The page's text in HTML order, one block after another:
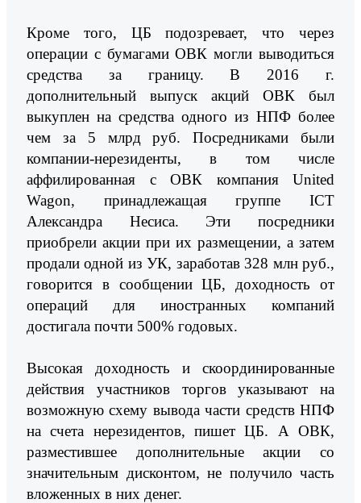
Кроме того, ЦБ подозревает, что через
операции с бумагами ОВК могли выводиться
средства за границу. В 2016 г.
дополнительный выпуск акций ОВК был
выкуплен на средства одного из НПФ более
чем за 5 млрд руб. Посредниками были
компании-нерезиденты, в том числе
аффилированная с ОВК компания United
Wagon, принадлежащая группе ICT
Александра Несиса. Эти посредники
приобрели акции при их размещении, а затем
продали одной из УК, заработав 328 млн руб.,
говорится в сообщении ЦБ, доходность от
операций для иностранных компаний
достигала почти 500% годовых.
Высокая доходность и скоординированные
действия участников торгов указывают на
возможную схему вывода части средств НПФ
на счета нерезидентов, пишет ЦБ. А ОВК,
разместившее дополнительные акции со
значительным дисконтом, не получило часть
вложенных в них денег.